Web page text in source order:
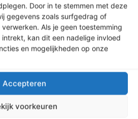
Door in te stemmen met deze
gegevens zoals surfgedrag of
Als je geen toestemming
kan dit een nadelige invloed
en mogelijkheden op onze
Accepteren
voorkeuren